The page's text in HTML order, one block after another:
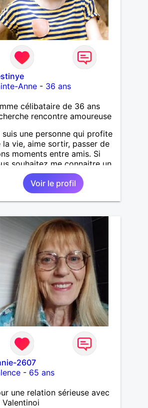
Anne - 36 ans
célibataire de 36 ans
rencontre amoureuse
suis une personne qui profite
la vie, aime sortir, passer de
moments entre amis. Si
souhaitez me connaitre un
plus contacter moi.
Voir le profil
2607
- 65 ans
une relation sérieuse avec
Valentinoi